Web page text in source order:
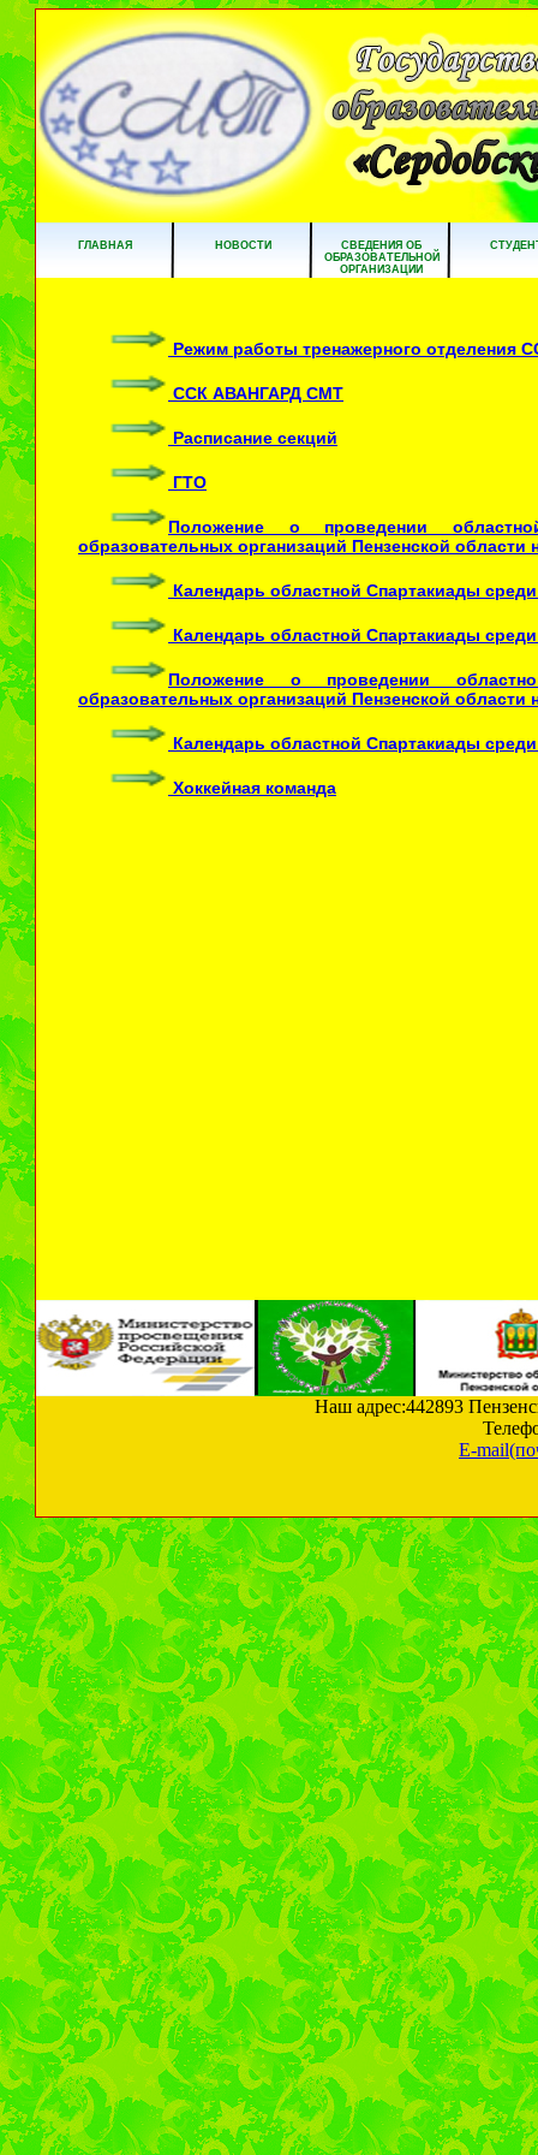
ГЛАВНАЯ НОВОСТИ
СВЕДЕНИЯ ОБ
ОБРАЗОВАТЕЛЬНОЙ
ОРГАНИЗАЦИИ
Режим работы тренажерного отделения
ССК АВАНГАРД СМТ
Расписание секций
ГТО
Положение о проведении
образовательных организаций Пензенской области
Календарь областной Спартакиады
Календарь областной Спартакиады
Положение о проведении
образовательных организаций Пензенской области
Календарь областной Спартакиады
Хоккейная команда
Наш адрес:442893
E-